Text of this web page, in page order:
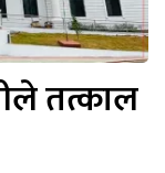
तत्काल